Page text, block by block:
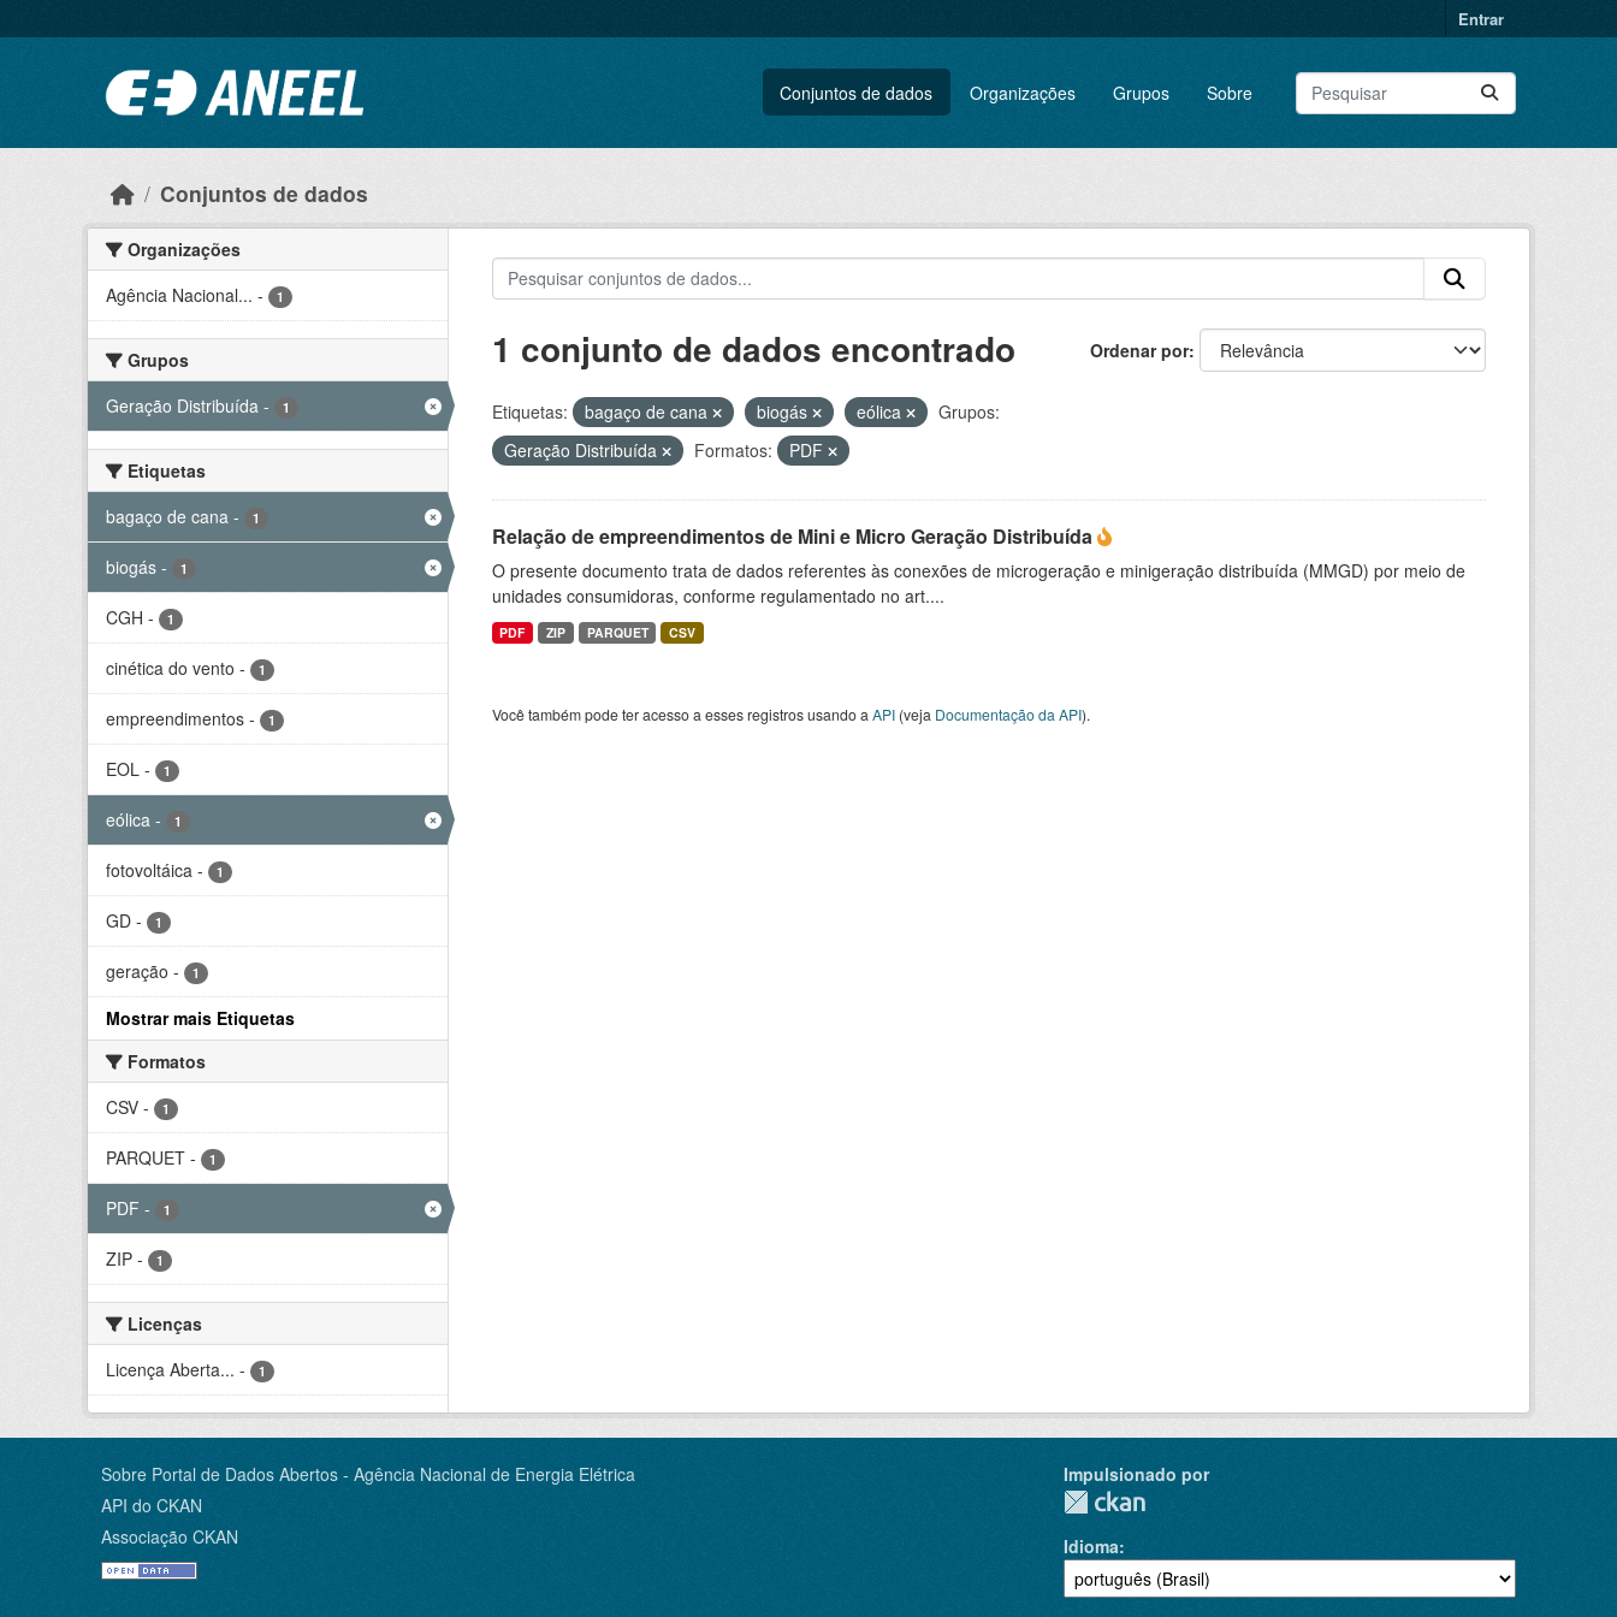
Entrar
Conjuntos de dados Organizações Grupos Sobre
Conjuntos de dados
Organizações
Agência Nacional... - 1
Grupos
Geração Distribuída - 1
Etiquetas
bagaço de cana - 1
biogás - 1
CGH - 1
cinética do vento - 1
empreendimentos - 1
EOL - 1
eólica - 1
fotovoltáica - 1
GD - 1
geração - 1
Mostrar mais Etiquetas
Formatos
CSV - 1
PARQUET - 1
PDF - 1
ZIP - 1
Licenças
Licença Aberta... - 1
Ordenar por
1 conjunto de dados encontrado
Etiquetas: bagaço de cana biogás eólica
Grupos:
Geração Distribuída
Formatos: PDF
Relação de empreendimentos de Mini e Micro Geração Distribuída
O presente documento trata de dados referentes às conexões de microgeração e minigeração distribuída (MMGD) por meio de
unidades consumidoras, conforme regulamentado no art....
PDF ZIP PARQUET CSV
Você também pode ter acesso a esses registros usando a API(veja Documentação da API).
Sobre Portal de Dados Abertos - Agência Nacional de Energia Elétrica
API do CKAN
Associação CKAN
Impulsionado por
Idioma